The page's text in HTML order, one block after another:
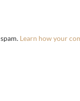
Learn how your